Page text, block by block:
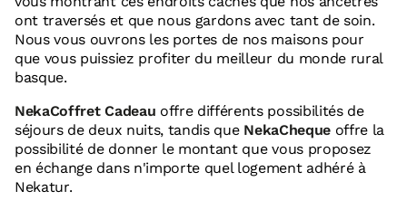
ont traversés et que nous gardons avec tant de soin.
Nous vous ouvrons les portes de nos maisons pour
que vous puissiez profiter du meilleur du monde rural
basque.
NekaCoffret Cadeau offre différents possibilités de
séjours de deux nuits, tandis que NekaCheque offre la
possibilité de donner le montant que vous proposez
en échange dans n'importe quel logement adhéré à
Nekatur.